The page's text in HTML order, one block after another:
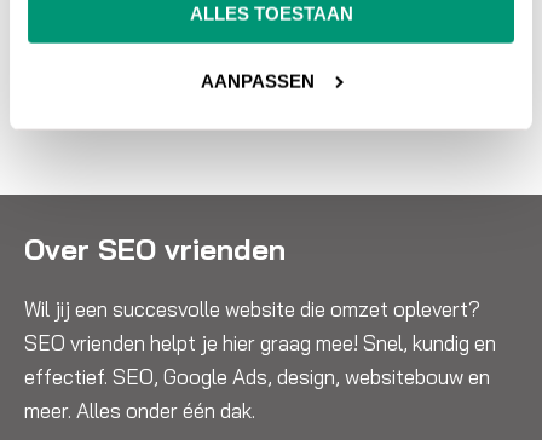
ALLES TOESTAAN
AANPASSEN
zoekmachine adverteren.
NEEM CONTACT OP
Over SEO vrienden
Wil jij een succesvolle website die omzet oplevert?
SEO vrienden helpt je hier graag mee! Snel, kundig en
effectief. SEO, Google Ads, design, websitebouw en
meer. Alles onder één dak.